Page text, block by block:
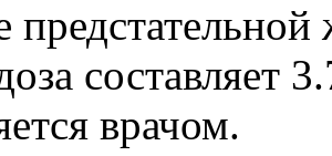
составляет
врачом.